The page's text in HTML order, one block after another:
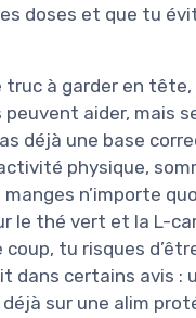
doses et que tu
truc à garder en tête,
aider, mais
déjà une base
physique,
manges n’importe
le thé vert et la L-
tu risques
dans certains avis :
sur une alim